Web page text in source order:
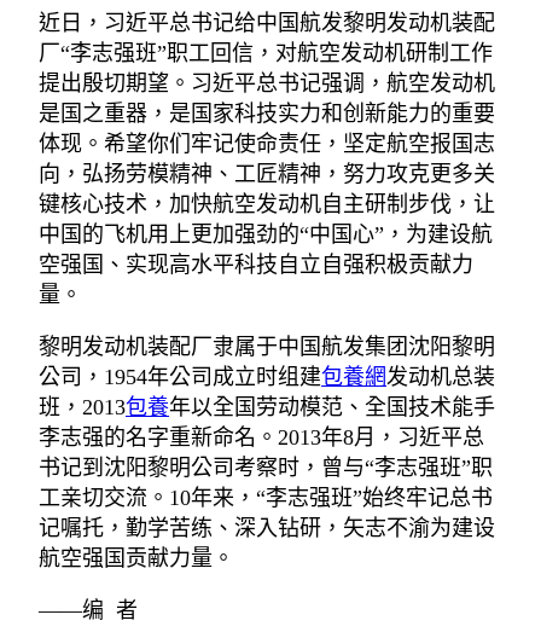
近日，习近平总书记给中国航发黎明发动机装配
厂“李志强班”职工回信，对航空发动机研制工作
提出殷切期望。习近平总书记强调，航空发动机
是国之重器，是国家科技实力和创新能力的重要
体现。希望你们牢记使命责任，坚定航空报国志
向，弘扬劳模精神、工匠精神，努力攻克更多关
键核心技术，加快航空发动机自主研制步伐，让
中国的飞机用上更加强劲的“中国心”，为建设航
空强国、实现高水平科技自立自强积极贡献力
量。
黎明发动机装配厂隶属于中国航发集团沈阳黎明
公司，1954年公司成立时组建包養網发动机总装
班，2013包養年以全国劳动模范、全国技术能手
李志强的名字重新命名。2013年8月，习近平总
书记到沈阳黎明公司考察时，曾与“李志强班”职
工亲切交流。10年来，“李志强班”始终牢记总书
记嘱托，勤学苦练、深入钻研，矢志不渝为建设
航空强国贡献力量。
——编 者